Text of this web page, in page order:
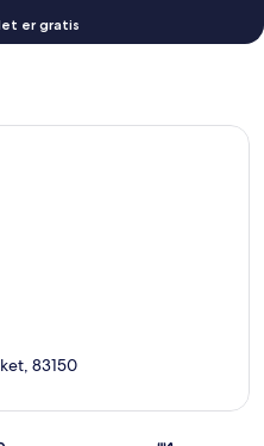
er gratis
83150